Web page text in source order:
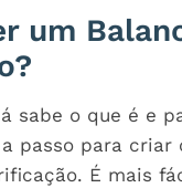
um
sabe o que é e
passo para criar
É mais